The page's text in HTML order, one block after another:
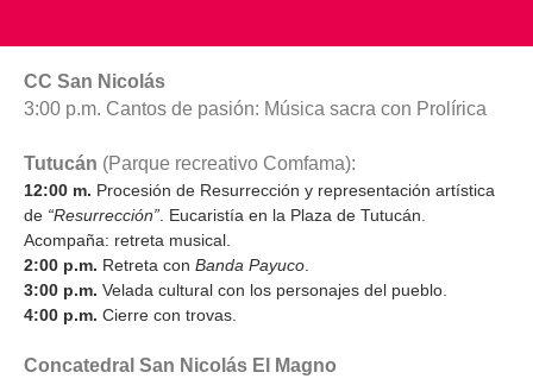
CC San Nicolás
3:00 p.m. Cantos de pasión: Música sacra con Prolírica
Tutucán (Parque recreativo Comfama):
12:00 m. Procesión de Resurrección y representación artística
de “Resurrección” . Eucaristía en la Plaza de Tutucán.
Acompaña: retreta musical.
2:00 p.m. Retreta con Banda Payuco
3:00 p.m. Velada cultural con los personajes del pueblo.
4:00 p.m. Cierre con trovas.
Concatedral San Nicolás El Magno